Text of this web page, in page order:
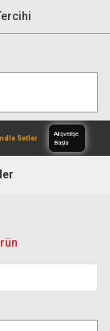
Başla